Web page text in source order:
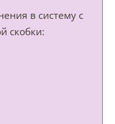
в систему с
скобки: